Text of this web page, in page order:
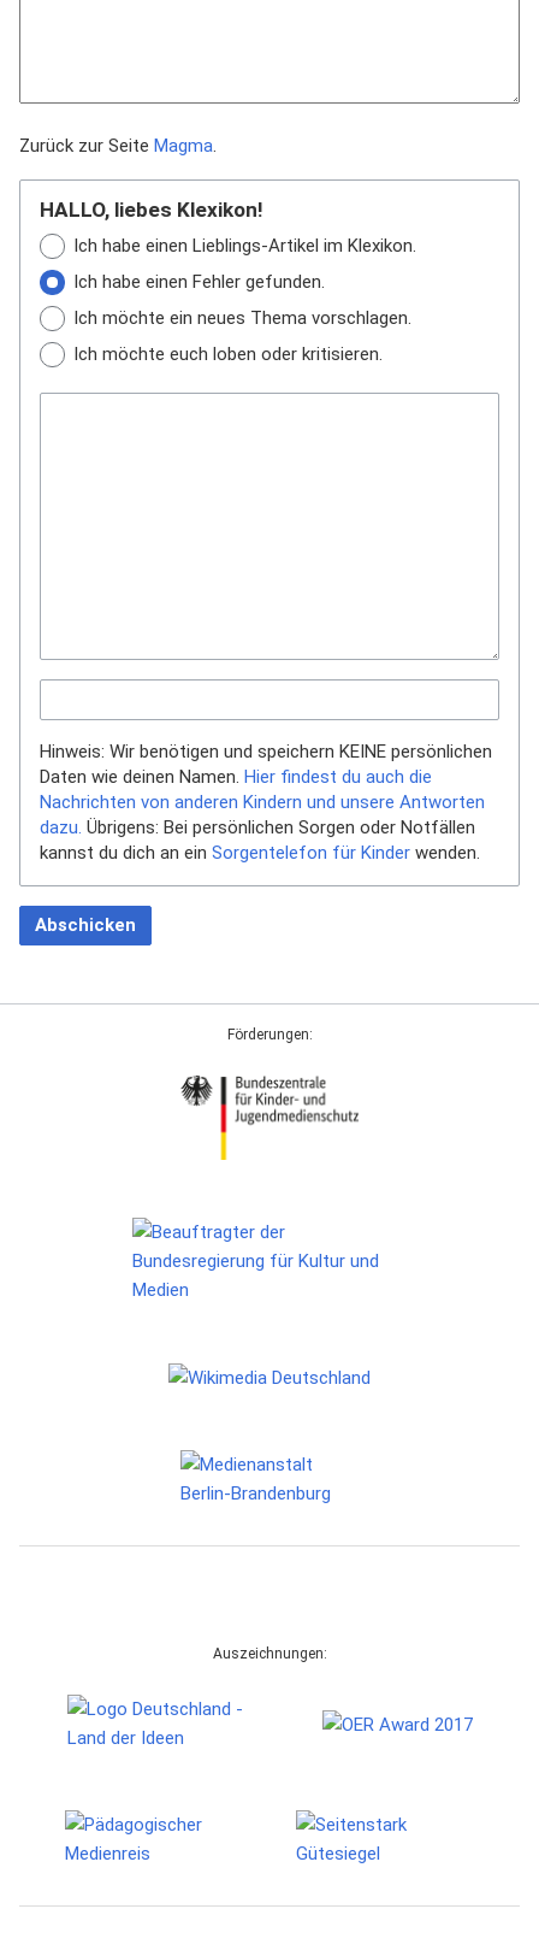
Zurück zur Seite Magma.
HALLO, liebes Klexikon!
Ich habe einen Lieblings-Artikel im Klexikon.
Ich habe einen Fehler gefunden.
Ich möchte ein neues Thema vorschlagen.
Ich möchte euch loben oder kritisieren.
Hinweis: Wir benötigen und speichern KEINE persönlichen
Daten wie deinen Namen. Hier findest du auch die
Nachrichten von anderen Kindern und unsere Antworten
dazu. Übrigens: Bei persönlichen Sorgen oder Notfällen
kannst du dich an ein Sorgentelefon für Kinder wenden.
Abschicken
Förderungen:
Auszeichnungen: